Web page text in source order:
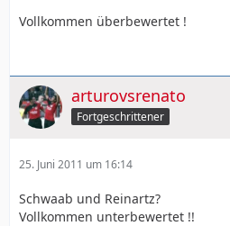
Vollkommen überbewertet !
arturovsrenato
Fortgeschrittener
25. Juni 2011 um 16:14
Schwaab und Reinartz?
Vollkommen unterbewertet !!